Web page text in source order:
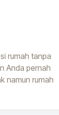
rumah tanpa
Anda pernah
namun rumah